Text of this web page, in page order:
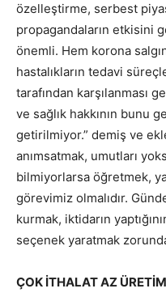
özelleştirme, serbest
propagandaların etkisini
önemli. Hem korona
hastalıkların tedavi
tarafından karşılanması
ve sağlık hakkının bunu
getirilmiyor.” demiş ve
anımsatmak, umutları
bilmiyorlarsa öğretmek,
görevimiz olmalıdır.
kurmak, iktidarın
seçenek yaratmak
ÇOK İTHALAT AZ ÜRETİM